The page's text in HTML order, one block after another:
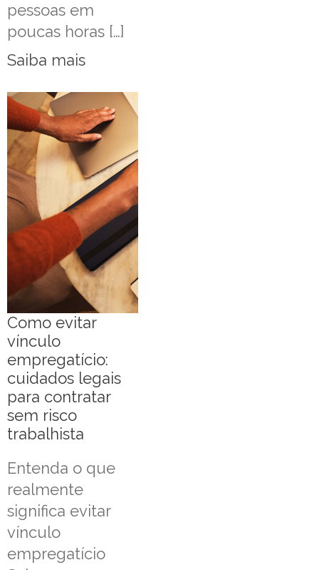
pessoas em
poucas horas […]
Saiba mais
Como evitar
vínculo
empregatício:
cuidados legais
para contratar
sem risco
trabalhista
Entenda o que
realmente
significa evitar
vínculo
empregatício